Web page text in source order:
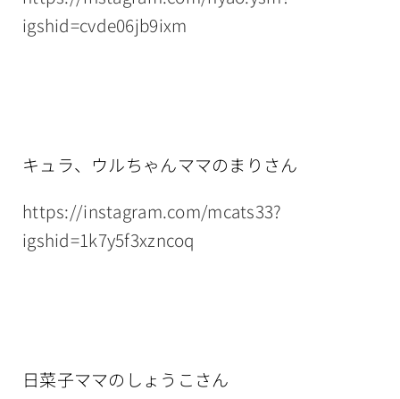
igshid=cvde06jb9ixm
キュラ、ウルちゃんママのまりさん
https://instagram.com/mcats33?
igshid=1k7y5f3xzncoq
日菜子ママのしょうこさん